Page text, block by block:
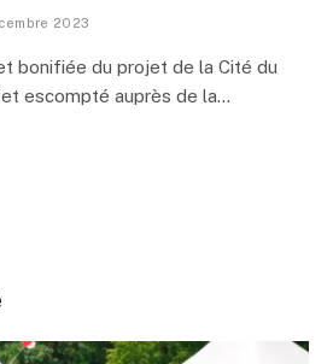
2023
bonifiée du projet de la Cité du
escompté auprès de la…